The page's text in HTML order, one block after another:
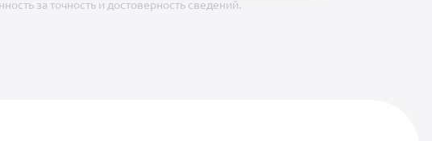
за точность и достоверность сведений.